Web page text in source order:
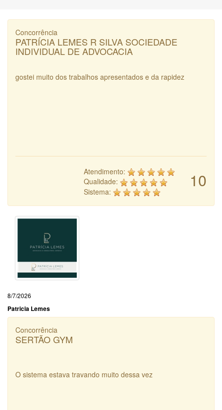
Concorrência
PATRÍCIA LEMES R SILVA SOCIEDADE
INDIVIDUAL DE ADVOCACIA
gostei muito dos trabalhos apresentados e da rapidez
10
Atendimento:
Qualidade:
Sistema:
8/7/2026
Patricia Lemes
Concorrência
SERTÃO GYM
O sistema estava travando muito dessa vez